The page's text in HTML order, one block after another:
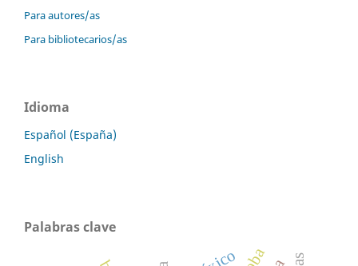
Para autores/as
Para bibliotecarios/as
Idioma
Español (España)
English
Palabras clave